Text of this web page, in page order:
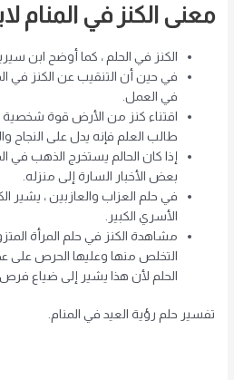
معنى الكنز في المنام
الكنز في الحلم ، كما أوضح ابن
في حين أن التنقيب عن الكنز في
في العمل.
اقتناء كنز من الأرض قوة شخصية
طالب العلم فإنه يدل على النجاح
إذا كان الحالم يستخرج الذهب في
بعض الأخبار السارة إلى منزله.
في حلم العزاب والعازبين ، يشير
الأسري الكبير.
مشاهدة الكنز في حلم المرأة
التخلص منها وعليها الحرص على
الحلم لأن هذا يشير إلى ضياع
تفسير حلم رؤية العيد في المنام.